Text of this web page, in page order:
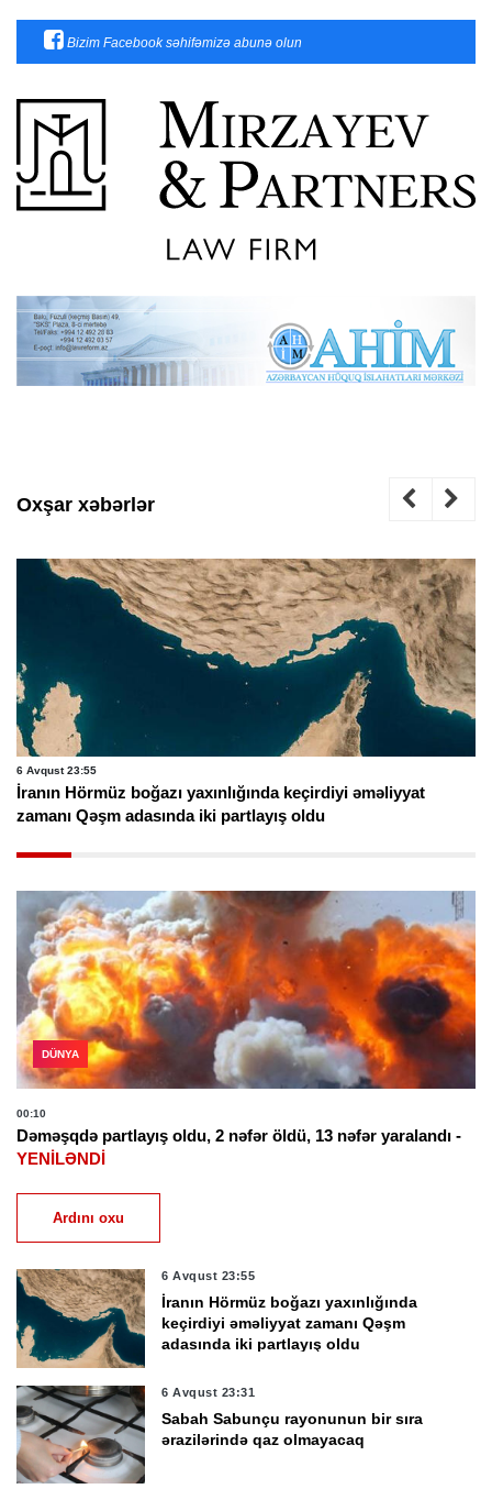
Bizim Facebook səhifəmizə abunə olun
Oxşar xəbərlər
6 Avqust 23:55
İranın Hörmüz boğazı yaxınlığında keçirdiyi əməliyyat
zamanı Qəşm adasında iki partlayış oldu
DÜNYA
00:10
Dəməşqdə partlayış oldu, 2 nəfər öldü, 13 nəfər yaralandı -
YENİLƏNDİ
Ardını oxu
6 Avqust 23:55
İranın Hörmüz boğazı yaxınlığında
keçirdiyi əməliyyat zamanı Qəşm
adasında iki partlayış oldu
6 Avqust 23:31
Sabah Sabunçu rayonunun bir sıra
ərazilərində qaz olmayacaq